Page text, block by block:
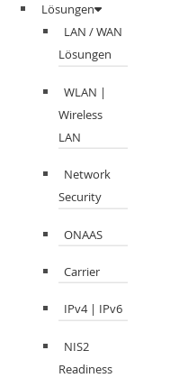
Lösungen
LAN / WAN
Lösungen
WLAN |
Wireless
LAN
Network
Security
ONAAS
Carrier
IPv4 | IPv6
NIS2
Readiness